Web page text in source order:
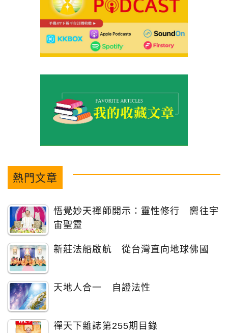
熱門文章
悟覺妙天禪師開示：靈性修行 嚮往宇
宙聖靈
新莊法船啟航 從台灣直向地球佛國
天地人合一 自證法性
禪天下雜誌第255期目錄